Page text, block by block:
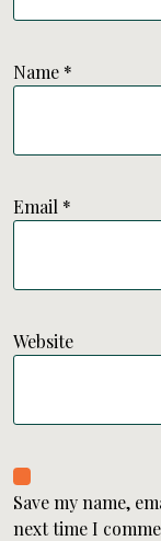
Name *
Email *
Website
Save my name,
next time I